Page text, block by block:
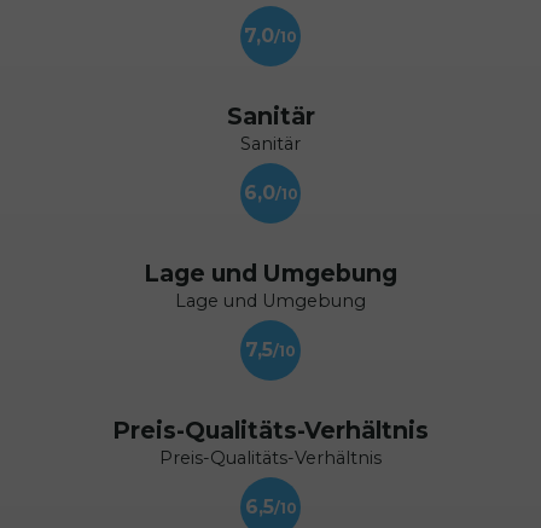
7,0
Sanitär
Sanitär
6,0
Lage und Umgebung
Lage und Umgebung
7,5
Preis-Qualitäts-Verhältnis
Preis-Qualitäts-Verhältnis
6,5